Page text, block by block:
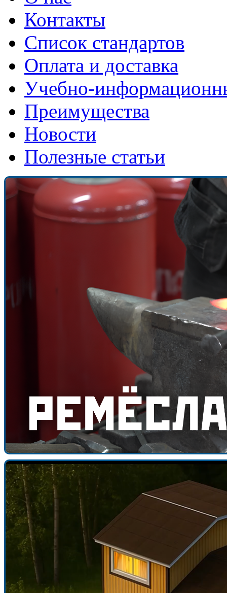
Контакты
Список стандартов
Оплата и доставка
Учебно-
Преимущества
Новости
Полезные статьи